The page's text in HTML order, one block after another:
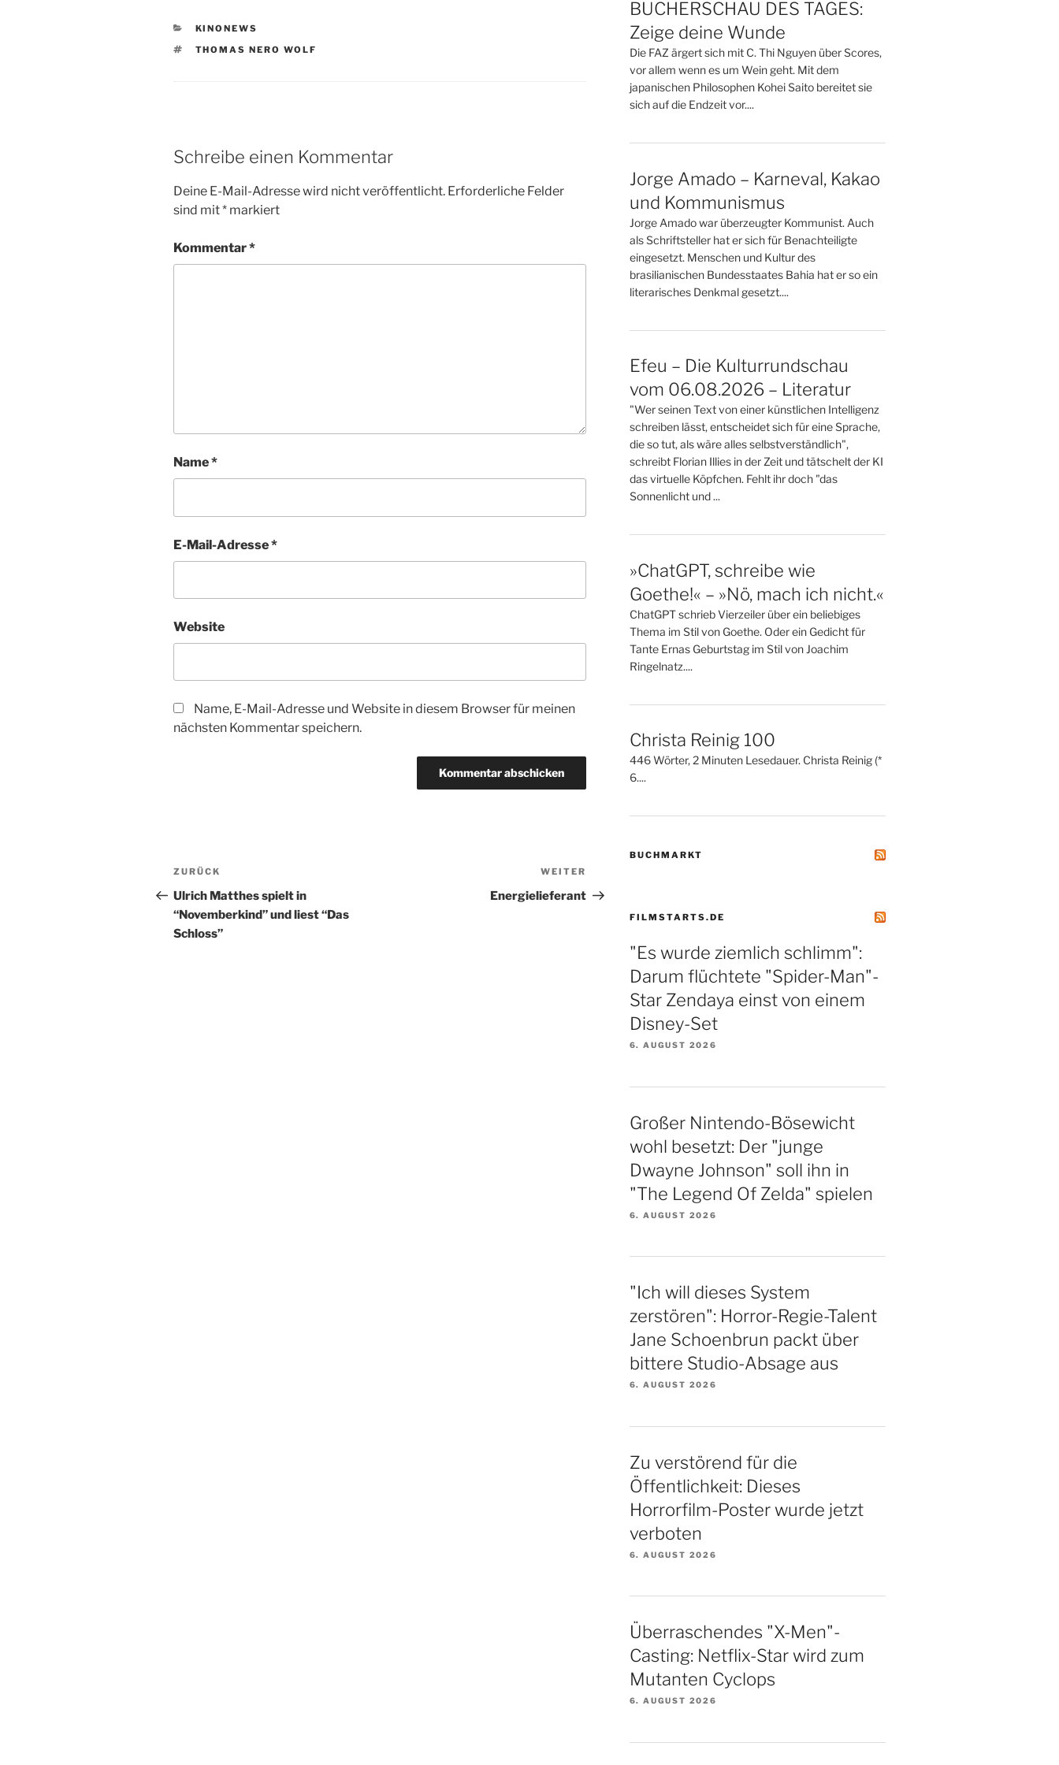
KATEGORIEN
KINONEWS
SCHLAGWÖRTER
THOMAS NERO WOLF
Schreibe einen Kommentar
Deine E-Mail-Adresse wird nicht veröffentlicht. Erforderliche Felder
sind mit* markiert
Kommentar*
Name*
E-Mail-Adresse*
Website
Name, E-Mail-Adresse und Website in diesem Browser für meinen
nächsten Kommentar speichern.
Beitragsnavigation
Vorheriger
Beitrag
ZURÜCK
Ulrich Matthes spielt in
“Novemberkind” und liest “Das
Schloss”
Beitrag
WEITER
Energielieferant
BÜCHERSCHAU DES TAGES:
Zeige deine Wunde
Die FAZ ärgert sich mit C. Thi Nguyen über Scores,
vor allem wenn es um Wein geht. Mit dem
japanischen Philosophen Kohei Saito bereitet sie
sich auf die Endzeit vor....
Jorge Amado – Karneval, Kakao
und Kommunismus
Jorge Amado war überzeugter Kommunist. Auch
als Schriftsteller hat er sich für Benachteiligte
eingesetzt. Menschen und Kultur des
brasilianischen Bundesstaates Bahia hat er so ein
literarisches Denkmal gesetzt....
Efeu – Die Kulturrundschau
vom 06.08.2026 – Literatur
"Wer seinen Text von einer künstlichen Intelligenz
schreiben lässt, entscheidet sich für eine Sprache,
die so tut, als wäre alles selbstverständlich",
schreibt Florian Illies in der Zeit und tätschelt der KI
das virtuelle Köpfchen. Fehlt ihr doch "das
Sonnenlicht und ...
»ChatGPT, schreibe wie
Goethe!« – »Nö, mach ich nicht.«
ChatGPT schrieb Vierzeiler über ein beliebiges
Thema im Stil von Goethe. Oder ein Gedicht für
Tante Ernas Geburtstag im Stil von Joachim
Ringelnatz....
Christa Reinig 100
446 Wörter, 2 Minuten Lesedauer. Christa Reinig (*
6....
BUCHMARKT
FILMSTARTS.DE
"Es wurde ziemlich schlimm":
Darum flüchtete "Spider-Man"-
Star Zendaya einst von einem
Disney-Set
6. AUGUST 2026
Großer Nintendo-Bösewicht
wohl besetzt: Der "junge
Dwayne Johnson" soll ihn in
"The Legend Of Zelda" spielen
6. AUGUST 2026
"Ich will dieses System
zerstören": Horror-Regie-Talent
Jane Schoenbrun packt über
bittere Studio-Absage aus
6. AUGUST 2026
Zu verstörend für die
Öffentlichkeit: Dieses
Horrorfilm-Poster wurde jetzt
verboten
6. AUGUST 2026
Überraschendes "X-Men"-
Casting: Netflix-Star wird zum
Mutanten Cyclops
6. AUGUST 2026